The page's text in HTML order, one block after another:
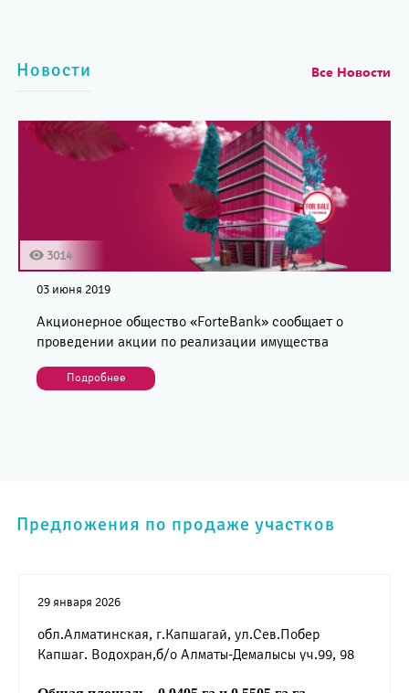
Новости Все Новости
3014
03 июня 2019
Акционерное общество «ForteBank» сообщает о
проведении акции по реализации имущества
Подробнее
Предложения по продаже участков
29 января 2026
обл.Алматинская, г.Капшагай, ул.Сев.Побер
Капшаг. Водохран,б/о Алматы-Демалысы уч.99, 98